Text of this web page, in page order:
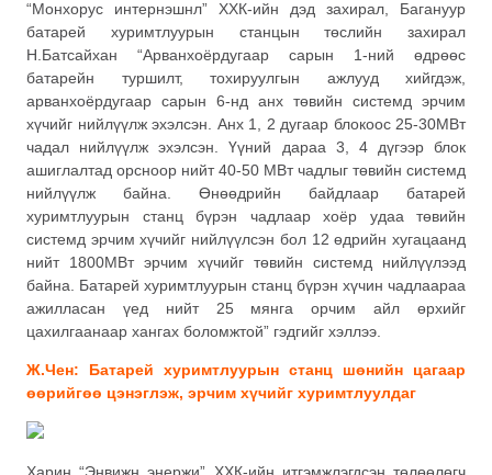
“Монхорус интернэшнл” ХХК-ийн дэд захирал, Багануур
батарей хуримтлуурын станцын төслийн захирал
Н.Батсайхан “Арванхоёрдугаар сарын 1-ний өдрөөс
батарейн туршилт, тохируулгын ажлууд хийгдэж,
арванхоёрдугаар сарын 6-нд анх төвийн системд эрчим
хүчийг нийлүүлж эхэлсэн. Анх 1, 2 дугаар блокоос 25-30МВт
чадал нийлүүлж эхэлсэн. Үүний дараа 3, 4 дүгээр блок
ашиглалтад орсноор нийт 40-50 МВт чадлыг төвийн системд
нийлүүлж байна. Өнөөдрийн байдлаар батарей
хуримтлуурын станц бүрэн чадлаар хоёр удаа төвийн
системд эрчим хүчийг нийлүүлсэн бол 12 өдрийн хугацаанд
нийт 1800МВт эрчим хүчийг төвийн системд нийлүүлээд
байна. Батарей хуримтлуурын станц бүрэн хүчин чадлаараа
ажилласан үед нийт 25 мянга орчим айл өрхийг
цахилгаанаар хангах боломжтой” гэдгийг хэллээ.
Ж.Чен: Батарей хуримтлуурын станц шөнийн цагаар
өөрийгөө цэнэглэж, эрчим хүчийг хуримтлуулдаг